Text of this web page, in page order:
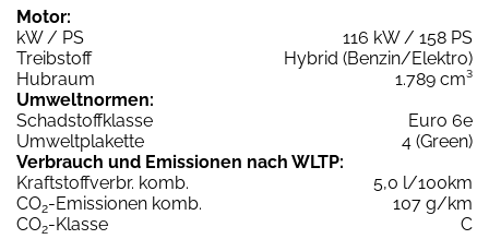
Motor:
kW / PS
116 kW / 158 PS
Treibstoff
Hybrid (Benzin/Elektro)
Hubraum
1.789 cm³
Umweltnormen:
Schadstoffklasse
Euro 6e
Umweltplakette
4 (Green)
Verbrauch und Emissionen nach WLTP:
Kraftstoffverbr. komb.
5,0 l/100km
CO2-Emissionen komb.
107 g/km
CO2-Klasse
C